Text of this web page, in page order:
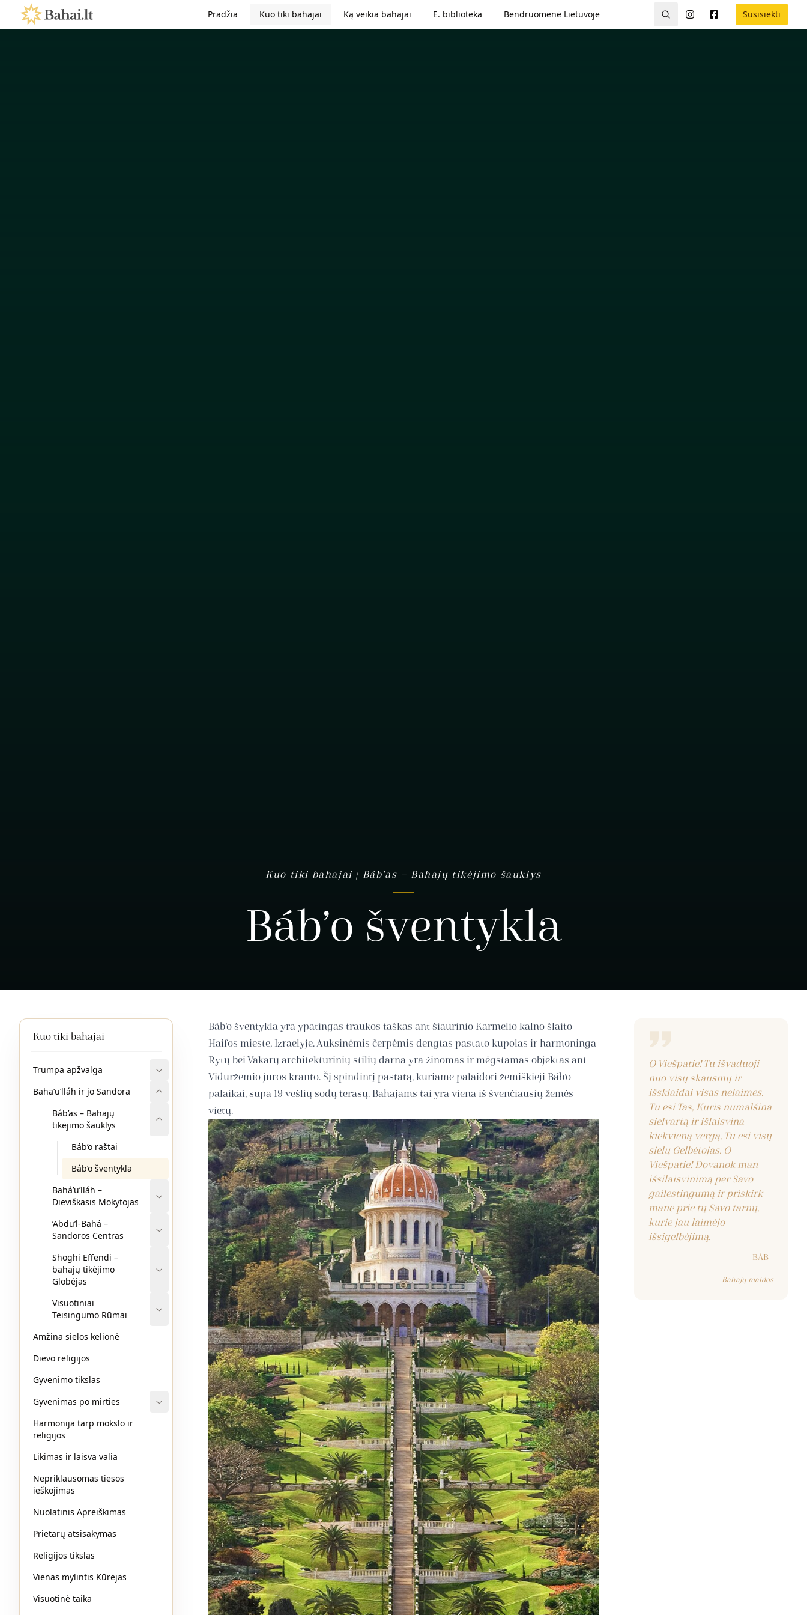
Pradžia Kuo tiki bahajai Ką veikia bahajai E. biblioteka Bendruomenė Lietuvoje Susisiekti
Kuo tiki bahajai | Báb’as – Bahajų tikėjimo šauklys
Báb’o šventykla
Kuo tiki bahajai
Trumpa apžvalga
Baha’u’lláh ir jo Sandora
Báb’as – Bahajų
tikėjimo šauklys
Báb’o raštai
Báb’o šventykla
Bahá’u’lláh –
Dieviškasis Mokytojas
’Abdu’l-Bahá –
Sandoros Centras
Shoghi Effendi –
bahajų tikėjimo
Globėjas
Visuotiniai
Teisingumo Rūmai
Amžina sielos kelionė
Dievo religijos
Gyvenimo tikslas
Gyvenimas po mirties
Harmonija tarp mokslo ir
religijos
Likimas ir laisva valia
Nepriklausomas tiesos
ieškojimas
Nuolatinis Apreiškimas
Prietarų atsisakymas
Religijos tikslas
Vienas mylintis Kūrėjas
Visuotinė taika
Báb’o šventykla yra ypatingas traukos taškas ant šiaurinio Karmelio kalno šlaito
Haifos mieste, Izraelyje. Auksinėmis čerpėmis dengtas pastato kupolas ir harmoninga
Rytų bei Vakarų architektūrinių stilių darna yra žinomas ir mėgstamas objektas ant
Viduržemio jūros kranto. Šį spindintį pastatą, kuriame palaidoti žemiškieji Báb’o
palaikai, supa 19 vešlių sodų terasų. Bahajams tai yra viena iš švenčiausių žemės
vietų.
O Viešpatie! Tu išvaduoji
nuo visų skausmų ir
išsklaidai visas nelaimes.
Tu esi Tas, Kuris numalšina
sielvartą ir išlaisvina
kiekvieną vergą, Tu esi visų
sielų Gelbėtojas. O
Viešpatie! Dovanok man
išsilaisvinimą per Savo
gailestingumą ir priskirk
mane prie tų Savo tarnų,
kurie jau laimėjo
išsigelbėjimą.
BÁB
Bahajų maldos